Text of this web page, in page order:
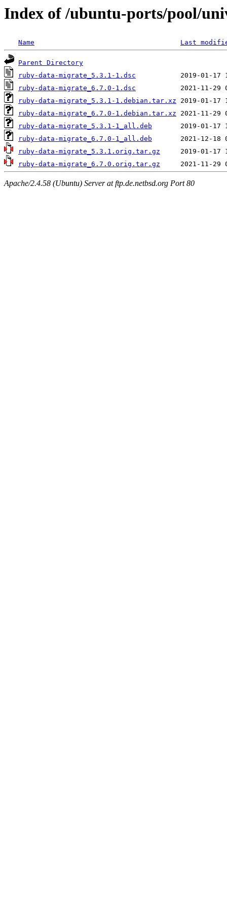
Index of /ubuntu-ports/pool/
Name Last
Parent Directory
ruby-data-migrate_5.3.1-1.dsc
ruby-data-migrate_6.7.0-1.dsc
ruby-data-migrate_5.3.1-1.debian.tar.xz
ruby-data-migrate_6.7.0-1.debian.tar.xz
ruby-data-migrate_5.3.1-1_all.deb
ruby-data-migrate_6.7.0-1_all.deb
ruby-data-migrate_5.3.1.orig.tar.gz
ruby-data-migrate_6.7.0.orig.tar.gz
Apache/2.4.58 (Ubuntu) Server at ftp.de.netbsd.org Port 80